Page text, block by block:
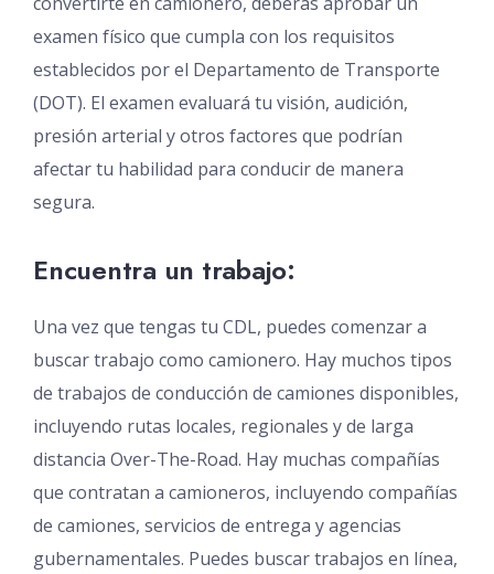
examen físico que cumpla con los requisitos
establecidos por el Departamento de Transporte
(DOT). El examen evaluará tu visión, audición,
presión arterial y otros factores que podrían
afectar tu habilidad para conducir de manera
segura.
Encuentra un trabajo:
Una vez que tengas tu CDL, puedes comenzar a
buscar trabajo como camionero. Hay muchos tipos
de trabajos de conducción de camiones disponibles,
incluyendo rutas locales, regionales y de larga
distancia Over-The-Road. Hay muchas compañías
que contratan a camioneros, incluyendo compañías
de camiones, servicios de entrega y agencias
gubernamentales. Puedes buscar trabajos en línea,